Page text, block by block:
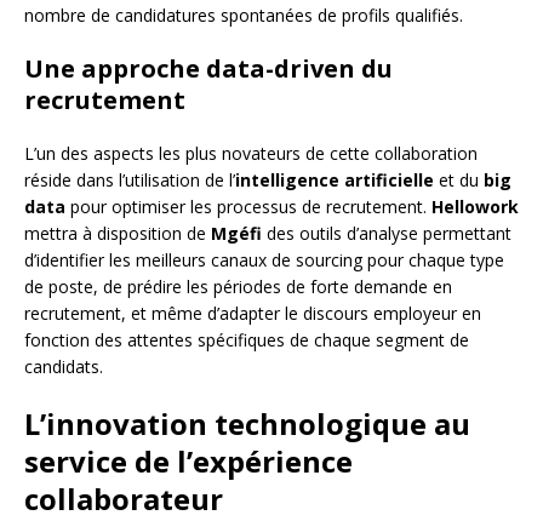
nombre de candidatures spontanées de profils qualifiés.
Une approche data-driven du
recrutement
L’un des aspects les plus novateurs de cette collaboration
réside dans l’utilisation de l’intelligence artificielle et du big
data pour optimiser les processus de recrutement. Hellowork
mettra à disposition de Mgéfi des outils d’analyse permettant
d’identifier les meilleurs canaux de sourcing pour chaque type
de poste, de prédire les périodes de forte demande en
recrutement, et même d’adapter le discours employeur en
fonction des attentes spécifiques de chaque segment de
candidats.
L’innovation technologique au
service de l’expérience
collaborateur